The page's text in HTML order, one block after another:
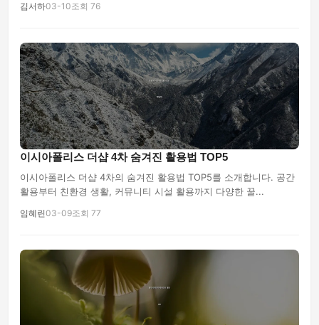
김서하03-10조회 76
이시아폴리스 더샵 4차 숨겨진 활용법 TOP5
이시아폴리스 더샵 4차의 숨겨진 활용법 TOP5를 소개합니다. 공간
활용부터 친환경 생활, 커뮤니티 시설 활용까지 다양한 꿀...
임혜린03-09조회 77